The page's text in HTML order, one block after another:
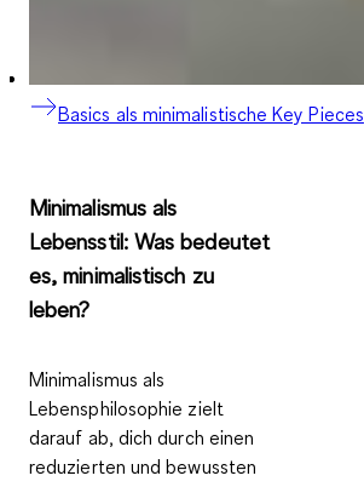
Basics als minimalistische Key Pieces
Minimalismus als
Lebensstil: Was bedeutet
es, minimalistisch zu
leben?
Minimalismus als
Lebensphilosophie zielt
darauf ab, dich durch einen
reduzierten und bewussten